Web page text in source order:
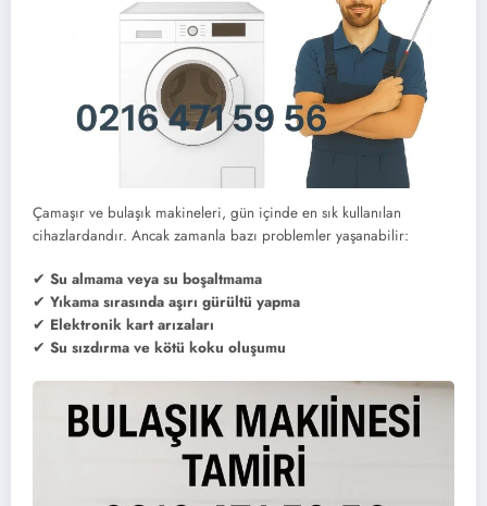
Çamaşır ve bulaşık makineleri, gün içinde en sık kullanılan
cihazlardandır. Ancak zamanla bazı problemler yaşanabilir:
✔ Su almama veya su boşaltmama
✔ Yıkama sırasında aşırı gürültü yapma
✔ Elektronik kart arızaları
✔ Su sızdırma ve kötü koku oluşumu